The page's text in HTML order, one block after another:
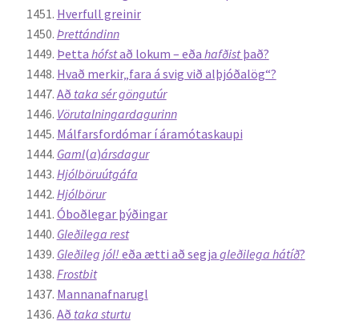
Hverfull greinir
Þrettándinn
Þetta hófstað lokum – eða hafðistþað?
Hvað merkir„fara á svig við alþjóðalög“?
Að taka sér göngutúr
Vörutalningardagurinn
Málfarsfordómar í áramótaskaupi
Gaml(a)ársdagur
Hjólböruútgáfa
Hjólbörur
Óboðlegar þýðingar
Gleðilega rest
Gleðileg jól! eða ætti að segja gleðilega hátíð?
Frostbit
Mannanafnarugl
Að taka sturtu